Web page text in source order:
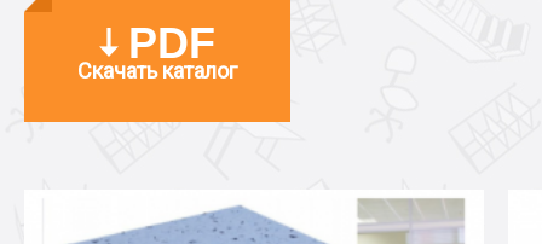
PDF
Скачать каталог